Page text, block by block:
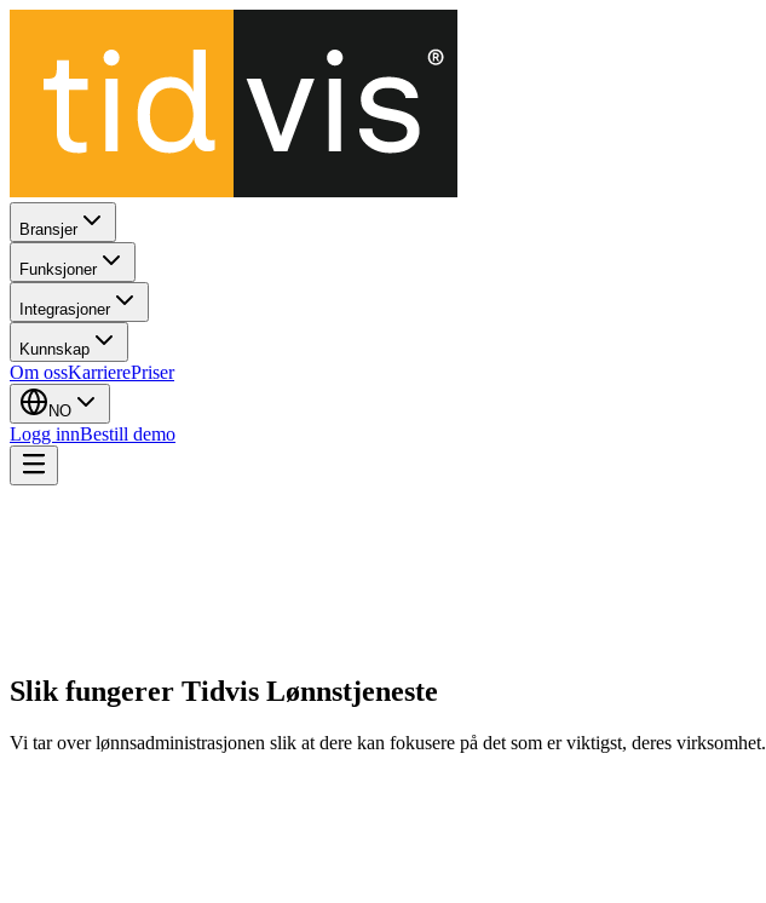
Bransjer
Funksjoner
Integrasjoner
Kunnskap
Om ossKarrierePriser
NO
Logg innBestill demo
Slik fungerer Tidvis Lønnstjeneste
Vi tar over lønnsadministrasjonen slik at dere kan fokusere på det som er viktigst, deres virksomhet.